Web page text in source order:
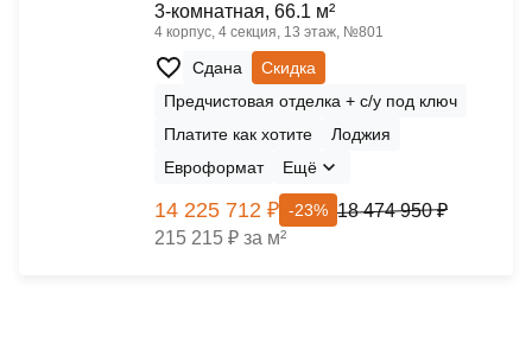
3-комнатная, 66.1 м²
4 корпус, 4 секция, 13 этаж, №801
Сдана
Скидка
Предчистовая отделка + с/у под ключ
Платите как хотите
Лоджия
Евроформат
Ещё
14 225 712 ₽ -23% 18 474 950 ₽
215 215 ₽ за м²